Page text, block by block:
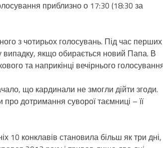
приблизно о 17:30 (18:30 за
з чотирьох голосувань. Під час перших
випадку, якщо обирається новий Папа. В
та наприкінці вечірнього
що кардинали не змогли дійти згоди.
дотримання суворої таємниці – її
10 конклавів становила більш як три дні,